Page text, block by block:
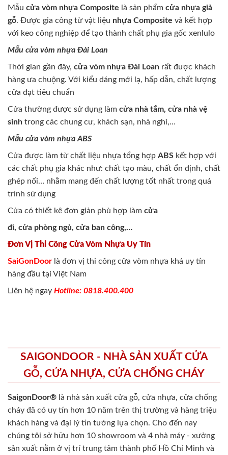
Mẫu cửa vòm nhựa Composite là sản phẩm cửa nhựa giả
gỗ. Được gia công từ vật liệu nhựa Composite và kết hợp
với keo công nghiệp để tạo thành chất phụ gia gốc xenlulo
Mẫu cửa vòm nhựa Đài Loan
Thời gian gần đây, cửa vòm nhựa Đài Loan rất được khách
hàng ưa chuộng. Với kiểu dáng mới lạ, hấp dẫn, chất lượng
cửa đạt tiêu chuẩn
Cửa thường được sử dụng làm cửa nhà tắm, cửa nhà vệ
sinh trong các chung cư, khách sạn, nhà nghỉ,…
Mẫu cửa vòm nhựa ABS
Cửa được làm từ chất liệu nhựa tổng hợp ABS kết hợp với
các chất phụ gia khác như: chất tạo màu, chất ổn định, chất
ghép nối… nhằm mang đến chất lượng tốt nhất trong quá
trình sử dụng
Cửa có thiết kê đơn giản phù hợp làm cửa
đi, cửa phòng ngủ, cửa ban công,…
Đơn Vị Thi Công Cửa Vòm Nhựa Uy Tín
SaiGonDoor là đơn vị thi công cửa vòm nhựa khá uy tín
hàng đầu tại Việt Nam
Liên hệ ngay Hotline: 0818.400.400
SAIGONDOOR - NHÀ SẢN XUẤT CỬA
GỖ, CỬA NHỰA, CỬA CHỐNG CHÁY
SaigonDoor® là nhà sản xuất cửa gỗ, cửa nhựa, cửa chống
cháy đã có uy tín hơn 10 năm trên thị trường và hàng triệu
khách hàng và đại lý tin tưởng lựa chọn. Cho đến nay
chúng tôi sở hữu hơn 10 showroom và 4 nhà máy - xưởng
sản xuất nằm ở vị trí trung tâm thành phố Hồ Chí Minh và